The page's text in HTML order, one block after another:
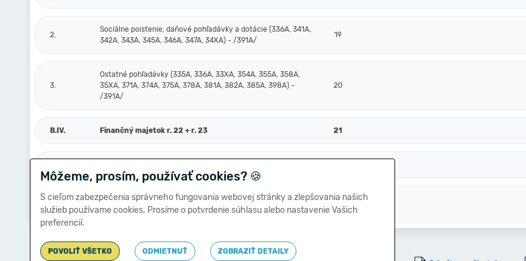
2.
Sociálne poistenie, daňové pohľadávky a dotácie (336A, 341A,
342A, 343A, 345A, 346A, 347A, 34XA) - /391A/
19
3.
Ostatné pohľadávky (335A, 336A, 33XA, 354A, 355A, 358A,
35XA, 371A, 374A, 375A, 378A, 381A, 382A, 385A, 398A) -
/391A/
20
B.IV. Finančný majetok r. 22 + r. 23 21
2.
Ostatné finančné účty (251, 252, 253, 256, 257, 25X, 259, 314A)
- /291, 29X/
23
Môžeme, prosím, používať cookies? 🍪
S cieľom zabezpečenia správneho fungovania webovej stránky a zlepšovania našich
služieb používame cookies. Prosíme o potvrdenie súhlasu alebo nastavenie Vašich
preferencií.
POVOLIŤ VŠETKO ODMIETNUŤ
ZOBRAZIŤ DETAILY